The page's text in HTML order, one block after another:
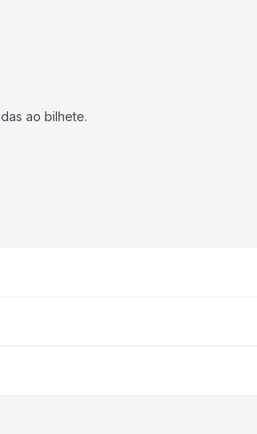
ao bilhete.
data desejada.
oferta para o seu roteiro.